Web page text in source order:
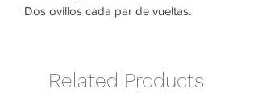
Dos ovillos cada par de vueltas.
Related Products